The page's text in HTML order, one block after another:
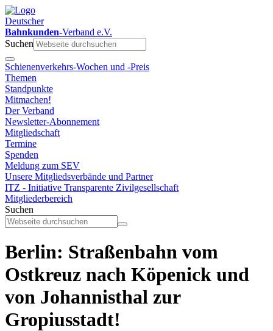
Deutscher
Bahnkunden-Verband e.V.
Suchen
Schienenverkehrs-Wochen und -Preis
Themen
Standpunkte
Mitmachen!
Der Verband
Newsletter-Abonnement
Mitgliedschaft
Termine
Spenden
Meldung zum SEV
Unsere Mitgliedsverbände und Partner
ITZ - Initiative Transparente Zivilgesellschaft
Mitgliederbereich
Suchen
Berlin: Straßenbahn vom
Ostkreuz nach Köpenick und
von Johannisthal zur
Gropiusstadt!